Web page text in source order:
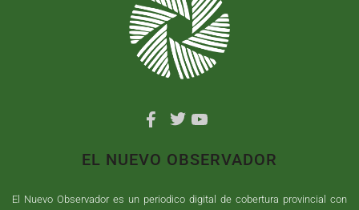
EL NUEVO OBSERVADOR
El Nuevo Observador es un periodico digital de cobertura provincial con